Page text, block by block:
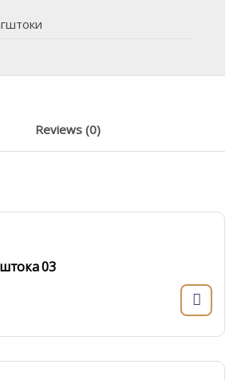
Reviews (0)
03